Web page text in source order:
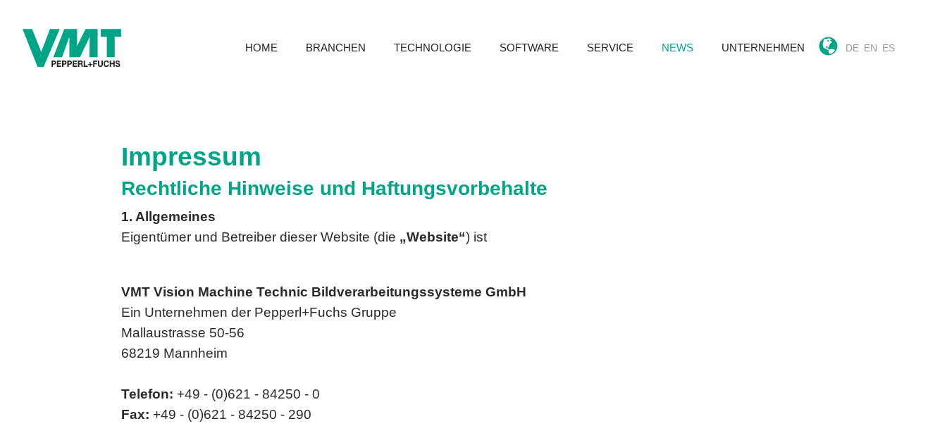
HOME BRANCHEN TECHNOLOGIE SOFTWARE SERVICE NEWS UNTERNEHMEN DE EN ES
Impressum
Rechtliche Hinweise und Haftungsvorbehalte
1. Allgemeines
Eigentümer und Betreiber dieser Website (die „Website“) ist
VMT Vision Machine Technic Bildverarbeitungssysteme GmbH
Ein Unternehmen der Pepperl+Fuchs Gruppe
Mallaustrasse 50-56
68219 Mannheim
Telefon: +49 - (0)621 - 84250 - 0
Fax: +49 - (0)621 - 84250 - 290